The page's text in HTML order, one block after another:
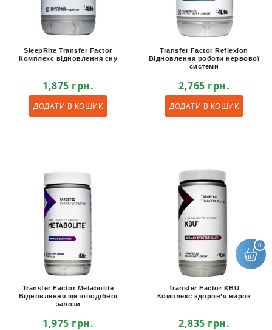
SleepRite Transfer Factor
Комплекс відновлення сну
1,875 грн.
ДОДАТИ В КОШИК
Transfer Factor Reflexion
Відновлення роботи нервової
системи
2,765 грн.
ДОДАТИ В КОШИК
Transfer Factor Metabolite
Відновлення щитоподібної
залози
1,975 грн.
Transfer Factor KBU
Комплекс здоров’я нирок
2,835 грн.
0